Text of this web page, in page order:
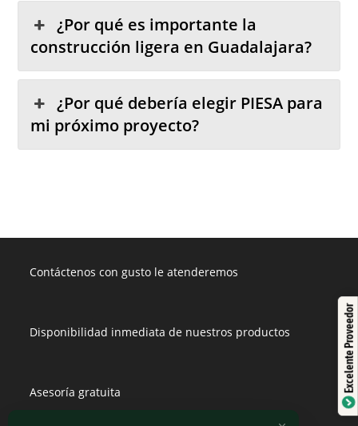
¿Por qué es importante la
construcción ligera en Guadalajara?
¿Por qué debería elegir PIESA para
mi próximo proyecto?
Contáctenos con gusto le atenderemos
Disponibilidad inmediata de nuestros productos
Asesoría gratuita Excelente Proveedor